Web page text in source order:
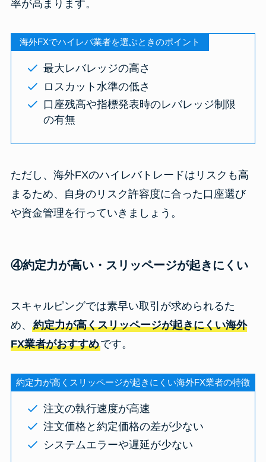
率が高まります。
海外FXでハイレバ業者を選ぶときのポイント
最大レバレッジの高さ
ロスカット水準の低さ
口座残高や指標発表時のレバレッジ制限
の有無
ただし、海外FXのハイレバトレードはリスクも高
まるため、自身のリスク許容度に合った口座選び
や資金管理を行っていきましょう。
④約定力が高い・スリッページが起きにくい
スキャルピングでは素早い取引が求められるた
め、 約定力が高くスリッページが起きにくい海外
FX業者がおすすめです。
約定力が高くスリッページが起きにくい海外FX業者の特徴
注文の執行速度が高速
注文価格と約定価格の差が少ない
システムエラーや遅延が少ない